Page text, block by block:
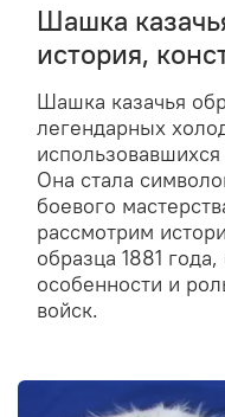
Шашка
история,
Шашка казачья
легендарных
Она стала
боевого
рассмотрим
образца 1881
особенности и
войск.